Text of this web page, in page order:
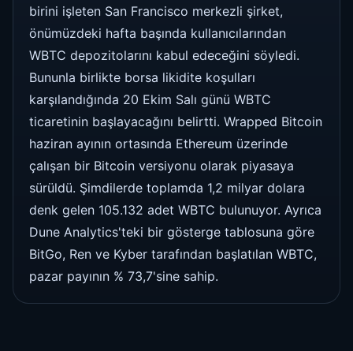
birini işleten San Francisco merkezli şirket,
önümüzdeki hafta başında kullanıcılarından
WBTC depozitolarını kabul edeceğini söyledi.
Bununla birlikte borsa likidite koşulları
karşılandığında 20 Ekim Salı günü WBTC
ticaretinin başlayacağını belirtti. Wrapped Bitcoin
haziran ayının ortasında Ethereum üzerinde
çalışan bir Bitcoin versiyonu olarak piyasaya
sürüldü. Şimdilerde toplamda 1,2 milyar dolara
denk gelen 105.132 adet WBTC bulunuyor. Ayrıca
Dune Analytics'teki bir gösterge tablosuna göre
BitGo, Ren ve Kyber tarafından başlatılan WBTC,
pazar payının % 73,7'sine sahip.